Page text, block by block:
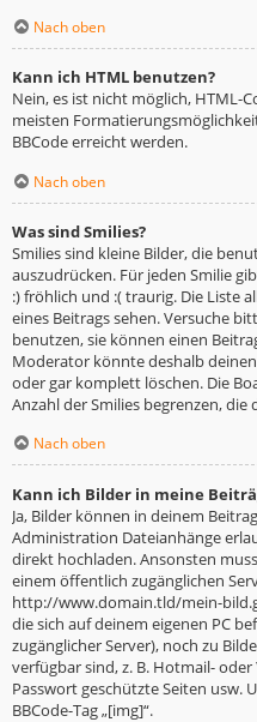
Nach oben
Kann ich HTML benutzen?
Nein, es ist nicht möglich, HTML-
meisten
BBCode erreicht werden.
Nach oben
Was sind Smilies?
Smilies sind kleine Bilder, die
auszudrücken. Für jeden Smilie
:) fröhlich und :( traurig. Die Liste
eines Beitrags sehen. Versuche
benutzen, sie können einen
Moderator könnte deshalb
oder gar komplett löschen. Die
Anzahl der Smilies begrenzen,
Nach oben
Kann ich Bilder in meine
Ja, Bilder können in deinem
Administration Dateianhänge
direkt hochladen. Ansonsten
einem öffentlich zugänglichen
http://www.domain.tld/mein-
die sich auf deinem eigenen PC
zugänglicher Server), noch zu
verfügbar sind, z. B. Hotmail-
Passwort geschützte Seiten usw.
BBCode-Tag „[img]“.